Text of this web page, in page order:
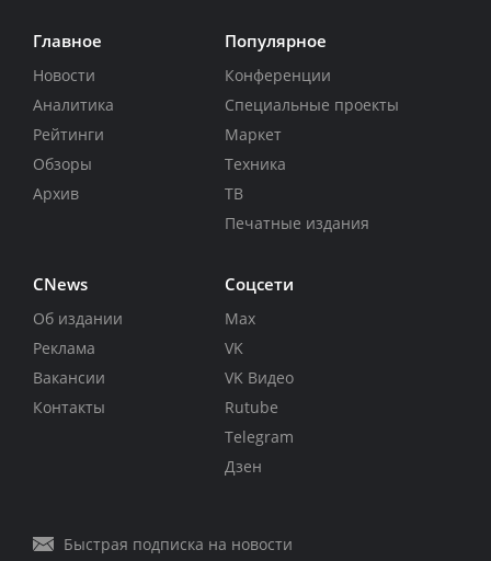
Главное
Новости
Аналитика
Рейтинги
Обзоры
Архив
Популярное
Конференции
Специальные проекты
Маркет
Техника
ТВ
Печатные издания
CNews
Об издании
Реклама
Вакансии
Контакты
Соцсети
Max
VK
VK Видео
Rutube
Telegram
Дзен
Быстрая подписка на новости